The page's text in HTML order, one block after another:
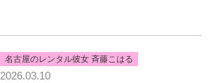
名古屋のレンタル彼女 斉藤こはる
2026.03.10